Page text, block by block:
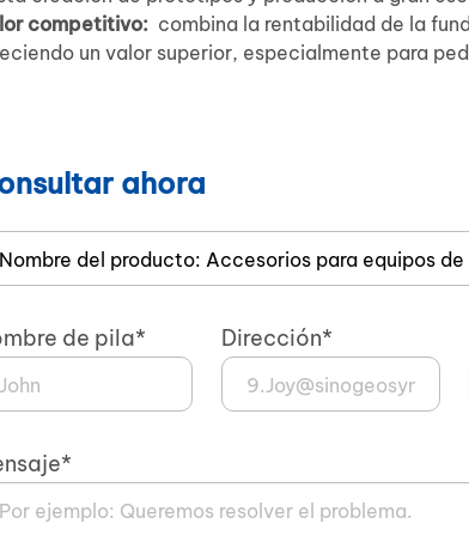
competitivo: combina la rentabilidad de la
un valor superior, especialmente para
ahora
de pila* Dirección*